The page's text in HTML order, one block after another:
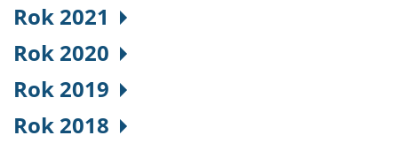
Rok 2021
Rok 2020
Rok 2019
Rok 2018